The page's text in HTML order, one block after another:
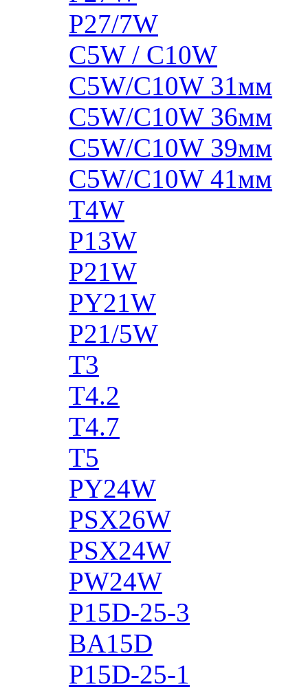
P27/7W
C5W / C10W
C5W/C10W 31мм
C5W/C10W 36мм
C5W/C10W 39мм
C5W/C10W 41мм
T4W
P13W
P21W
PY21W
P21/5W
T3
T4.2
T4.7
T5
PY24W
PSX26W
PSX24W
PW24W
P15D-25-3
BA15D
P15D-25-1